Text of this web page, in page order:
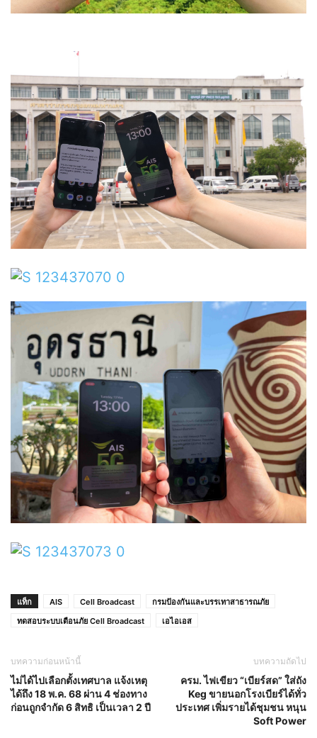
แท็ก AIS Cell Broadcast
กรมป้องกันและบรรเทาสาธารณภัย
ทดสอบระบบเตือนภัย Cell Broadcast
เอไอเอส
บทความก่อนหน้านี้
ไม่ได้ไปเลือกตั้งเทศบาล แจ้งเหตุ
ได้ถึง 18 พ.ค. 68 ผ่าน 4 ช่องทาง
ก่อนถูกจำกัด 6 สิทธิ เป็นเวลา 2 ปี
บทความถัดไป
ครม. ไฟเขียว “เบียร์สด” ใส่ถัง
Keg ขายนอกโรงเบียร์ได้ทั่ว
ประเทศ เพิ่มรายได้ชุมชน หนุน
Soft Power